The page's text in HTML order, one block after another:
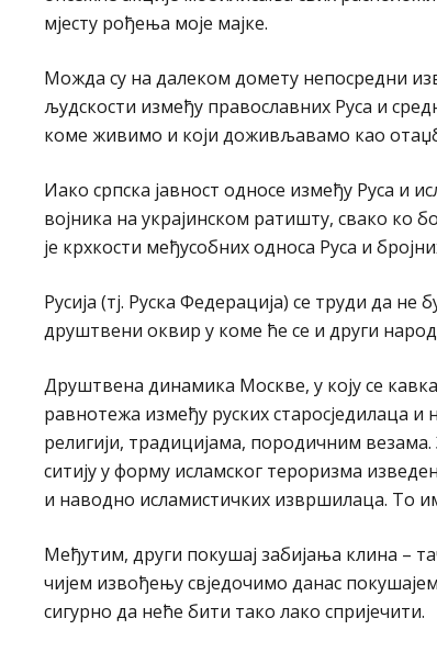
мјесту рођења моје мајке.
Можда су на далеком домету непосредни
људскости између православних Руса и
коме живимо и који доживљавамо као
Иако српска јавност односе између Руса и
војника на украјинском ратишту, свако ко
је крхкости међусобних односа Руса и
Русија (тј. Руска Федерација) се труди да
друштвени оквир у коме ће се и други
Друштвена динамика Москве, у коју се
равнотежа између руских старосједилаца
религији, традицијама, породичним
ситију у форму исламског тероризма
и наводно исламистичких извршилаца. То
Међутим, други покушај забијања клина –
чијем извођењу свједочимо данас
сигурно да неће бити тако лако спријечити.